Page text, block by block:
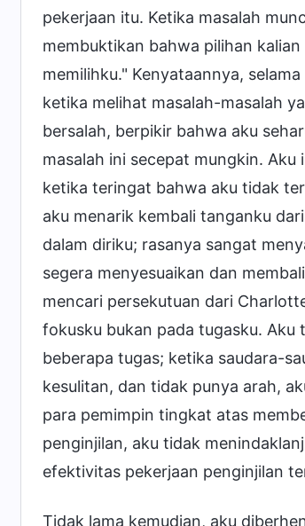
pekerjaan itu. Ketika masalah
membuktikan bahwa pilihan
memilihku." Kenyataannya,
ketika melihat masalah-masalah
bersalah, berpikir bahwa aku
masalah ini secepat mungkin.
ketika teringat bahwa aku tidak
aku menarik kembali tanganku
dalam diriku; rasanya sangat
segera menyesuaikan dan
mencari persekutuan dari
fokusku bukan pada tugasku. Aku
beberapa tugas; ketika saudara-
kesulitan, dan tidak punya arah,
para pemimpin tingkat atas
penginjilan, aku tidak
efektivitas pekerjaan penginjilan
Tidak lama kemudian, aku